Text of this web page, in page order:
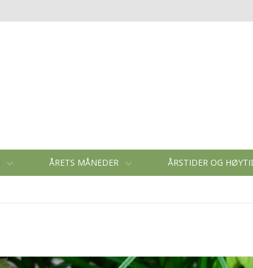
ÅRETS MÅNEDER ÅRSTIDER OG